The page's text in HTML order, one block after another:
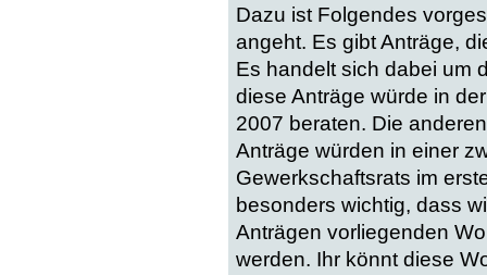
Dazu ist Folgendes
angeht. Es gibt Anträge,
Es handelt sich dabei um
diese Anträge würde in
2007 beraten. Die
Anträge würden in einer
Gewerkschaftsrats im
besonders wichtig, dass
Anträgen vorliegenden
werden. Ihr könnt diese